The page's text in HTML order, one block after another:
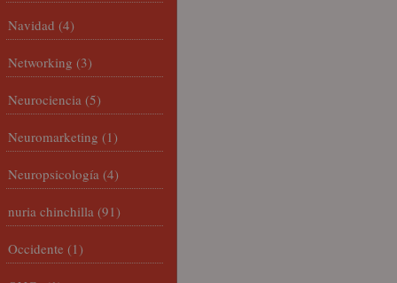
Navidad (4)
Networking (3)
Neurociencia (5)
Neuromarketing (1)
Neuropsicología (4)
nuria chinchilla (91)
Occidente (1)